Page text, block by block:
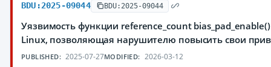
BDU:2025-09044 BDU:2025-09044
Уязвимость функции reference_count
Linux, позволяющая нарушителю повысить свои
PUBLISHED: 2025-07-27MODIFIED: 2026-03-12